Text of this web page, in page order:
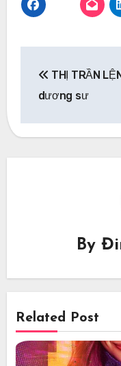
navigation
THỊ TRẦN
dương sư
By
Related Post